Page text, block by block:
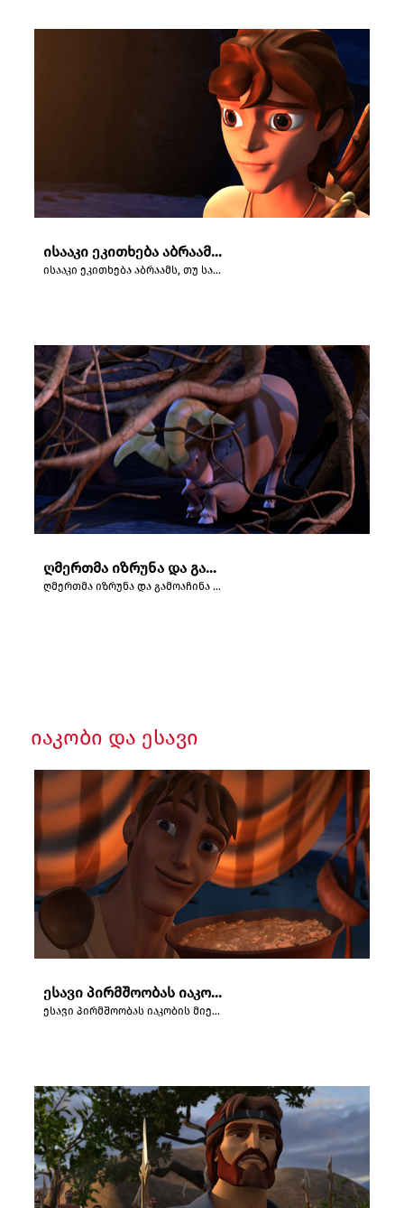
ისააკი ეკითხება აბრაამს, თუ სად არის კრავი სრულადდასაწველი მსხვერპლშეწირვისათვის.
ისააკი ეკითხება აბრაამს, თუ სად არის კრავი სრულადდასაწველი მსხვერპლშეწირვისათვის.
ღმერთმა იზრუნა და გამოაჩინა ვერძი სრულადდასაწველი მსხვერპლისათვის.
ღმერთმა იზრუნა და გამოაჩინა ვერძი სრულადდასაწველი მსხვერპლისათვის.
იაკობი და ესავი
ესავი პირმშოობას იაკობის მიერ მომზადებულ კერძში ცვლის.
ესავი პირმშოობას იაკობის მიერ მომზადებულ კერძში ცვლის.